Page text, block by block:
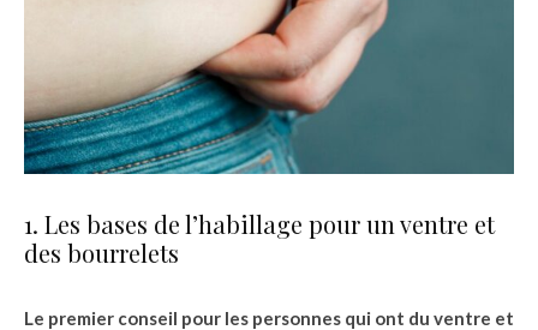
1. Les bases de l’habillage pour un ventre et
des bourrelets
Le premier conseil pour les personnes qui ont du ventre et